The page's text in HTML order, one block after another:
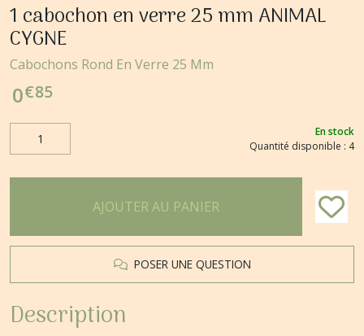
1 cabochon en verre 25 mm ANIMAL
CYGNE
Cabochons Rond En Verre 25 Mm
0€85
En stock
Quantité disponible : 4
AJOUTER AU PANIER
POSER UNE QUESTION
Description